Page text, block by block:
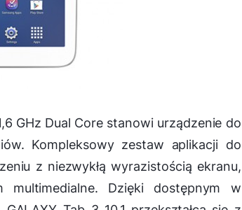
GHz Dual Core stanowi urządzenie do
Kompleksowy zestaw aplikacji do
z niezwykłą wyrazistością ekranu,
multimedialne. Dzięki dostępnym w